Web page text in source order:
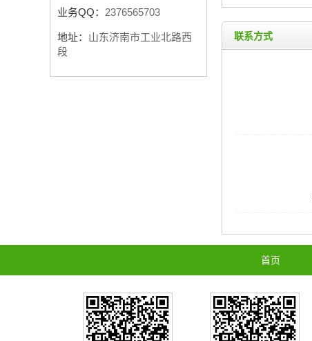
业务QQ： 2376565703
地址： 山东济南市工业北路西
段
联系方式
首页